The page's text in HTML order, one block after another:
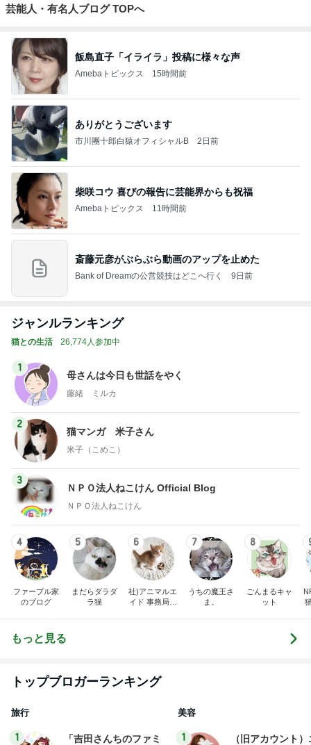
芸能人・有名人ブログ TOPへ
飯島直子「イライラ」投稿に様々な声
Amebaトピックス 15時間前
ありがとうございます
市川團十郎白猿オフィシャルB 2日前
柴咲コウ 喜びの報告に芸能界からも祝福
Amebaトピックス 11時間前
斎藤元彦がぶらぶら動画のアップを止めた
Bank of Dreamの公営競技はどこへ行く 9日前
ジャンルランキング
猫との生活 26,774人参加中
1
母さんは今日も世話をやく
藤緒 ミルカ
2
猫マンガ 米子さん
米子（こめこ）
3
ＮＰＯ法人ねこけん Official Blog
ＮＰＯ法人ねこけん
4
ファーブル家
のブログ
5
まだらダラダ
ラ猫
6
社)アニマルエ
イド 事務局＆
7
うちの魔王さ
ま。
8
ごんまるキャ
ット
もっと見る
トップブロガーランキング
旅行
1
「吉田さんちのファミ
美容
1
（旧アカウント